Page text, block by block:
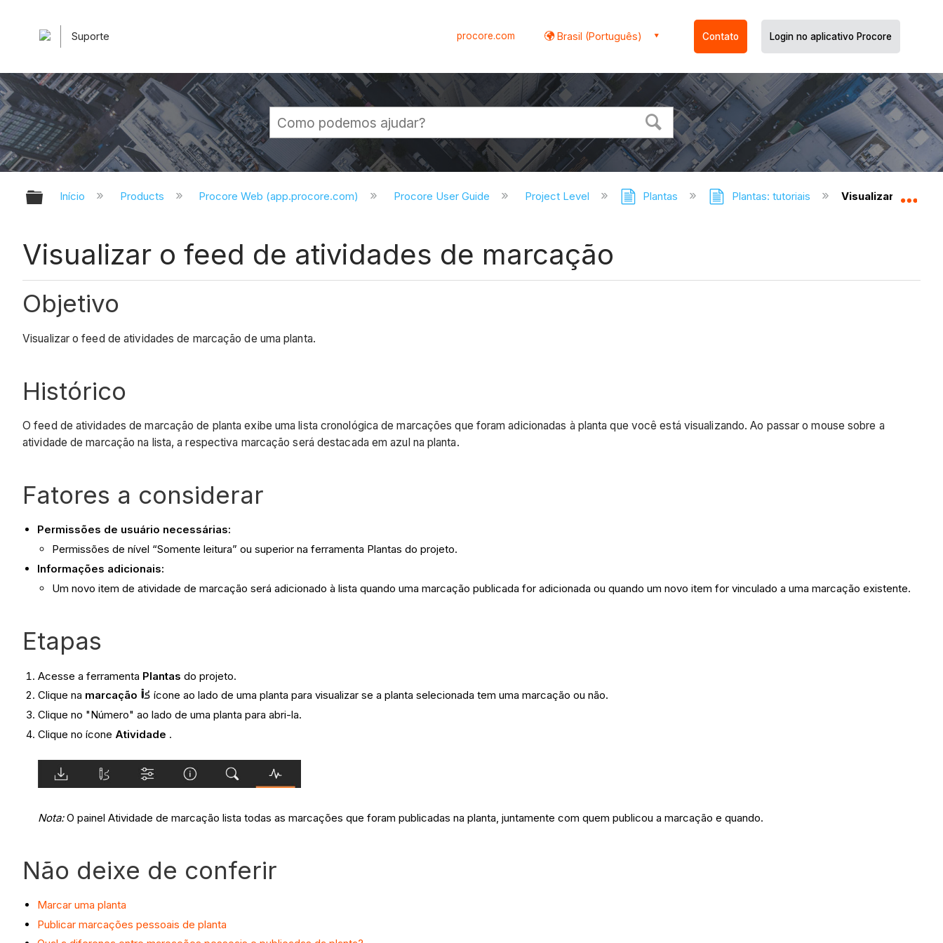
Suporte procore.com Brasil (Português) Contato Login no aplicativo Procore
Expandir/recolher hierarquia global
Início Products Procore Web (app.procore.com) Procore User Guide Project Level Plantas Plantas: tutoriais Visualizar o feed
Visualizar o feed de atividades de marcação
Objetivo
Visualizar o feed de atividades de marcação de uma planta.
Histórico
O feed de atividades de marcação de planta exibe uma lista cronológica de marcações que foram adicionadas à planta que você está visualizando. Ao passar o mouse sobre a
atividade de marcação na lista, a respectiva marcação será destacada em azul na planta.
Fatores a considerar
Permissões de usuário necessárias:
Permissões de nível “Somente leitura” ou superior na ferramenta Plantas do projeto.
Informações adicionais:
Um novo item de atividade de marcação será adicionado à lista quando uma marcação publicada for adicionada ou quando um novo item for vinculado a uma marcação existente.
Etapas
Acesse a ferramenta Plantas do projeto.
Clique na marcação
ícone ao lado de uma planta para visualizar se a planta selecionada tem uma marcação ou não.
Clique no "Número" ao lado de uma planta para abri-la.
Clique no ícone Atividade .
Nota:O painel Atividade de marcação lista todas as marcações que foram publicadas na planta, juntamente com quem publicou a marcação e quando.
Não deixe de conferir
Marcar uma planta
Publicar marcações pessoais de planta